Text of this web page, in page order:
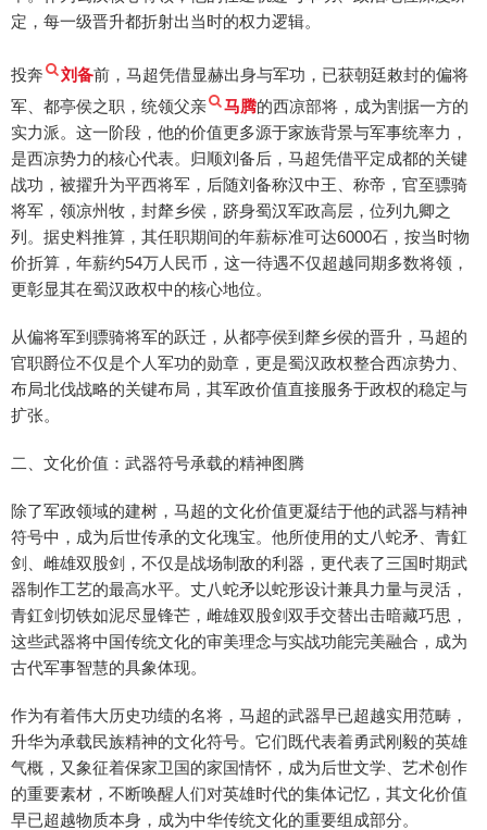
定，每一级晋升都折射出当时的权力逻辑。
投奔 刘备前，马超凭借显赫出身与军功，已获朝廷敕封的偏将
军、都亭侯之职，统领父亲
马腾的西凉部将，成为割据一方的
实力派。这一阶段，他的价值更多源于家族背景与军事统率力，
是西凉势力的核心代表。归顺刘备后，马超凭借平定成都的关键
战功，被擢升为平西将军，后随刘备称汉中王、称帝，官至骠骑
将军，领凉州牧，封犛乡侯，跻身蜀汉军政高层，位列九卿之
列。据史料推算，其任职期间的年薪标准可达6000石，按当时物
价折算，年薪约54万人民币，这一待遇不仅超越同期多数将领，
更彰显其在蜀汉政权中的核心地位。
从偏将军到骠骑将军的跃迁，从都亭侯到犛乡侯的晋升，马超的
官职爵位不仅是个人军功的勋章，更是蜀汉政权整合西凉势力、
布局北伐战略的关键布局，其军政价值直接服务于政权的稳定与
扩张。
二、文化价值：武器符号承载的精神图腾
除了军政领域的建树，马超的文化价值更凝结于他的武器与精神
符号中，成为后世传承的文化瑰宝。他所使用的丈八蛇矛、青釭
剑、雌雄双股剑，不仅是战场制敌的利器，更代表了三国时期武
器制作工艺的最高水平。丈八蛇矛以蛇形设计兼具力量与灵活，
青釭剑切铁如泥尽显锋芒，雌雄双股剑双手交替出击暗藏巧思，
这些武器将中国传统文化的审美理念与实战功能完美融合，成为
古代军事智慧的具象体现。
作为有着伟大历史功绩的名将，马超的武器早已超越实用范畴，
升华为承载民族精神的文化符号。它们既代表着勇武刚毅的英雄
气概，又象征着保家卫国的家国情怀，成为后世文学、艺术创作
的重要素材，不断唤醒人们对英雄时代的集体记忆，其文化价值
早已超越物质本身，成为中华传统文化的重要组成部分。